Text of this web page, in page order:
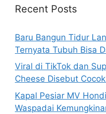
h
r
:
Recent Posts
Baru Bangun Tidur
Ternyata Tubuh Bisa
Viral di TikTok dan
Cheese Disebut
Kapal Pesiar MV
Waspadai